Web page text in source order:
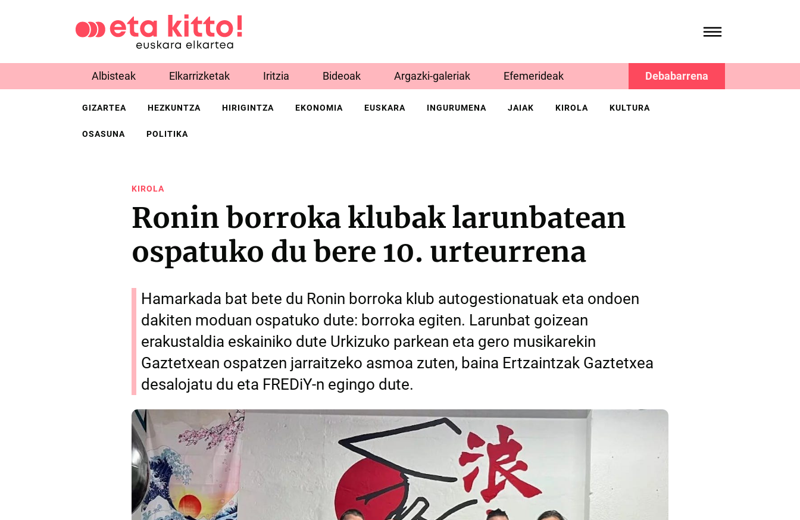
Albisteak Elkarrizketak Iritzia Bideoak Argazki-galeriak Efemerideak Debabarrena
GIZARTEA HEZKUNTZA HIRIGINTZA EKONOMIA EUSKARA INGURUMENA JAIAK KIROLA KULTURA
OSASUNA POLITIKA
KIROLA
Ronin borroka klubak larunbatean
ospatuko du bere 10. urteurrena
Hamarkada bat bete du Ronin borroka klub autogestionatuak eta ondoen
dakiten moduan ospatuko dute: borroka egiten. Larunbat goizean
erakustaldia eskainiko dute Urkizuko parkean eta gero musikarekin
Gaztetxean ospatzen jarraitzeko asmoa zuten, baina Ertzaintzak Gaztetxea
desalojatu du eta FREDiY-n egingo dute.